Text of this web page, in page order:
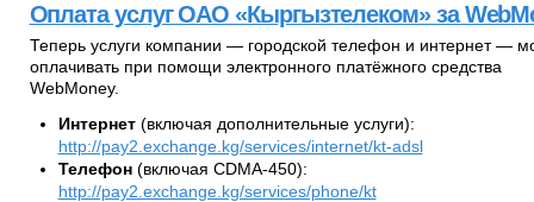
Оплата услуг ОАО «Кыргызтелеком» за
Теперь услуги компании — городской телефон и интернет —
оплачивать при помощи электронного платёжного средства
WebMoney.
Интернет(включая дополнительные услуги):
http://pay2.exchange.kg/services/internet/kt-adsl
Телефон(включая CDMA-450):
http://pay2.exchange.kg/services/phone/kt